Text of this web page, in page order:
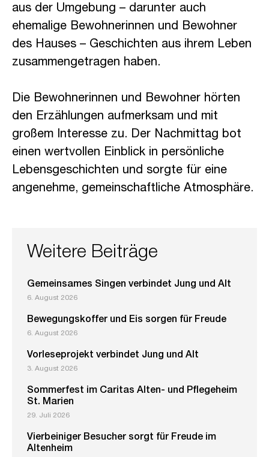
aus der Umgebung – darunter auch
ehemalige Bewohnerinnen und Bewohner
des Hauses – Geschichten aus ihrem Leben
zusammengetragen haben.
Die Bewohnerinnen und Bewohner hörten
den Erzählungen aufmerksam und mit
großem Interesse zu. Der Nachmittag bot
einen wertvollen Einblick in persönliche
Lebensgeschichten und sorgte für eine
angenehme, gemeinschaftliche Atmosphäre.
Weitere Beiträge
Gemeinsames Singen verbindet Jung und Alt
6. August 2026
Bewegungskoffer und Eis sorgen für Freude
6. August 2026
Vorleseprojekt verbindet Jung und Alt
3. August 2026
Sommerfest im Caritas Alten- und Pflegeheim
St. Marien
29. Juli 2026
Vierbeiniger Besucher sorgt für Freude im
Altenheim